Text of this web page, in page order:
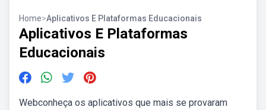
Home>Aplicativos E Plataformas Educacionais
Aplicativos E Plataformas
Educacionais
Webconheça os aplicativos que mais se provaram